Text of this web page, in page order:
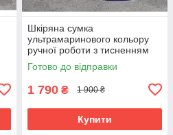
Шкіряна сумка
ультрамаринового кольору
ручної роботи з тисненням
“Ескіз”, 18×13×6 см
Готово до відправки
1 790 ₴ 1 900 ₴
Купити